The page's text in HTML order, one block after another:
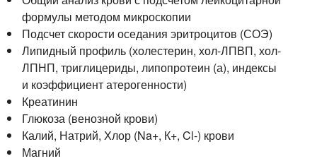
формулы методом микроскопии
Подсчет скорости оседания эритроцитов (СОЭ)
Липидный профиль (холестерин, хол-ЛПВП, хол-
ЛПНП, триглицериды, липопротеин (а), индексы
и коэффициент атерогенности)
Креатинин
Глюкоза (венозной крови)
Калий, Натрий, Хлор (Na+, К+, Cl-) крови
Магний